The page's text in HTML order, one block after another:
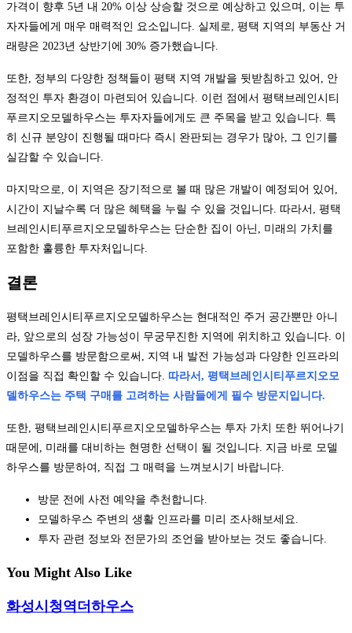
가격이 향후 5년 내 20% 이상 상승할 것으로 예상하고 있으며, 이는 투
자자들에게 매우 매력적인 요소입니다. 실제로, 평택 지역의 부동산 거
래량은 2023년 상반기에 30% 증가했습니다.
또한, 정부의 다양한 정책들이 평택 지역 개발을 뒷받침하고 있어, 안
정적인 투자 환경이 마련되어 있습니다. 이런 점에서 평택브레인시티
푸르지오모델하우스는 투자자들에게도 큰 주목을 받고 있습니다. 특
히 신규 분양이 진행될 때마다 즉시 완판되는 경우가 많아, 그 인기를
실감할 수 있습니다.
마지막으로, 이 지역은 장기적으로 볼 때 많은 개발이 예정되어 있어,
시간이 지날수록 더 많은 혜택을 누릴 수 있을 것입니다. 따라서, 평택
브레인시티푸르지오모델하우스는 단순한 집이 아닌, 미래의 가치를
포함한 훌륭한 투자처입니다.
결론
평택브레인시티푸르지오모델하우스는 현대적인 주거 공간뿐만 아니
라, 앞으로의 성장 가능성이 무궁무진한 지역에 위치하고 있습니다. 이
모델하우스를 방문함으로써, 지역 내 발전 가능성과 다양한 인프라의
이점을 직접 확인할 수 있습니다. 따라서, 평택브레인시티푸르지오모
델하우스는 주택 구매를 고려하는 사람들에게 필수 방문지입니다.
또한, 평택브레인시티푸르지오모델하우스는 투자 가치 또한 뛰어나기
때문에, 미래를 대비하는 현명한 선택이 될 것입니다. 지금 바로 모델
하우스를 방문하여, 직접 그 매력을 느껴보시기 바랍니다.
방문 전에 사전 예약을 추천합니다.
모델하우스 주변의 생활 인프라를 미리 조사해보세요.
투자 관련 정보와 전문가의 조언을 받아보는 것도 좋습니다.
You Might Also Like
화성시청역더하우스